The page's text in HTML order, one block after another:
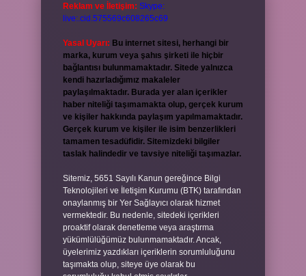
Reklam ve İletişim: Skype:
live:.cid.575569c608265c69
Yasal Uyarı: Bu internet sitesi, herhangi bir
marka, kurum veya şahıs şirketi ile hiçbir
bağlantısı bulunmamaktadır. Sitede yalnızca
kendi hazırladığımız makaleler
paylaşılmaktadır. Burada yer alan içerikler
haber niteliği taşımamakta olup, gerçek kurum
ve kişiler hakkında paylaşım yapılmamaktadır.
Gerçek kurum ve kişiler ile isim benzerlikleri
tamamen tesadüfidir. Sitemizdeki bilgiler
taslak halindedir ve tavsiye niteliği taşımazlar.
Sitemiz, 5651 Sayılı Kanun gereğince Bilgi
Teknolojileri ve İletişim Kurumu (BTK) tarafından
onaylanmış bir Yer Sağlayıcı olarak hizmet
vermektedir. Bu nedenle, sitedeki içerikleri
proaktif olarak denetleme veya araştırma
yükümlülüğümüz bulunmamaktadır. Ancak,
üyelerimiz yazdıkları içeriklerin sorumluluğunu
taşımakta olup, siteye üye olarak bu